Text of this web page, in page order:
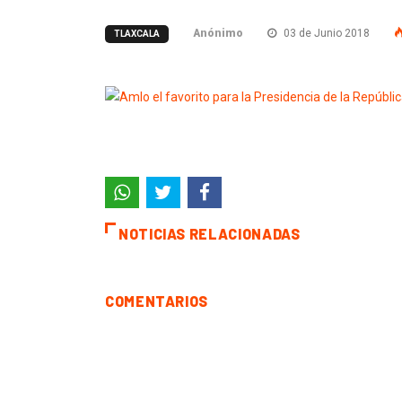
TLAXCALA Anónimo 03 de Junio 2018
NOTICIAS RELACIONADAS
COMENTARIOS